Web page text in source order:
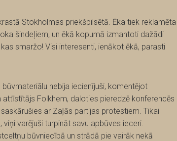
Stokholmas priekšpilsētā. Ēka tiek reklamēta
šindeļiem, un ēkā kopumā izmantoti dažādi
smaržo! Visi interesenti, ienākot ēkā, parasti
nebija iecienījuši, komentējot
Folkhem, daloties pieredzē konferencēs
ar Zaļās partijas protestiem. Tikai
varējuši turpināt savu apbūves ieceri.
būvniecībā un strādā pie vairāk nekā